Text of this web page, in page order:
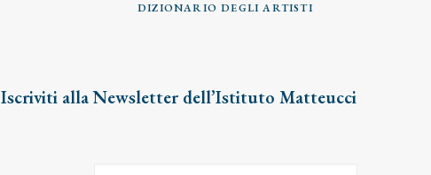
DIZIONARIO DEGLI ARTISTI
Iscriviti alla Newsletter dell’Istituto Matteucci